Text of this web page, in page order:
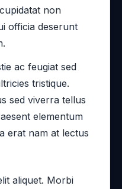
non
officia deserunt
ac feugiat sed
tristique.
sed viverra tellus
elementum
erat nam at lectus
aliquet. Morbi